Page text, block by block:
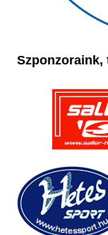
Szponzoraink,